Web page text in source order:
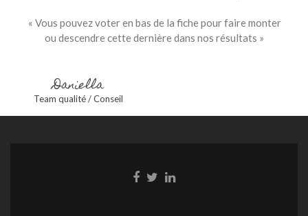
« Vous pouvez voter en bas de la fiche pour faire monter
ou descendre cette dernière dans nos résultats »
Daniella
Team qualité / Conseil